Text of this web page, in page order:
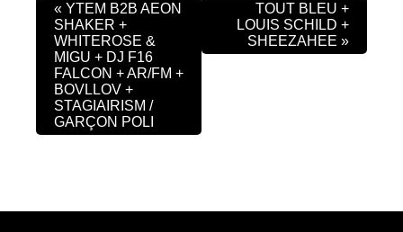
« YTEM B2B AEON
SHAKER +
WHITEROSE &
MIGU + DJ F16
FALCON + AR/FM +
BOVLLOV +
STAGIAIRISM /
GARÇON POLI
TOUT BLEU +
LOUIS SCHILD +
SHEEZAHEE »